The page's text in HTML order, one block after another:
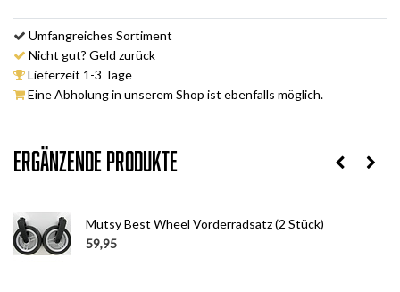
Umfangreiches Sortiment
Nicht gut? Geld zurück
Lieferzeit 1-3 Tage
Eine Abholung in unserem Shop ist ebenfalls möglich.
Ergänzende Produkte
Mutsy Best Wheel Vorderradsatz (2 Stück)
59,95